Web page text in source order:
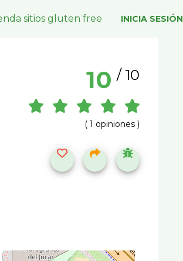
sitios gluten free INICIA SESIÓN
10 / 10
( 1 opiniones )